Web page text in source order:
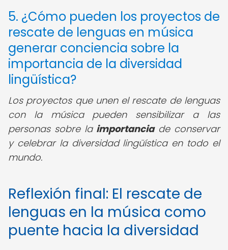
5. ¿Cómo pueden los proyectos de
rescate de lenguas en música
generar conciencia sobre la
importancia de la diversidad
lingüística?
Los proyectos que unen el rescate de lenguas
con la música pueden sensibilizar a las
personas sobre la importanciade conservar
y celebrar la diversidad lingüística en todo el
mundo.
Reflexión final: El rescate de
lenguas en la música como
puente hacia la diversidad